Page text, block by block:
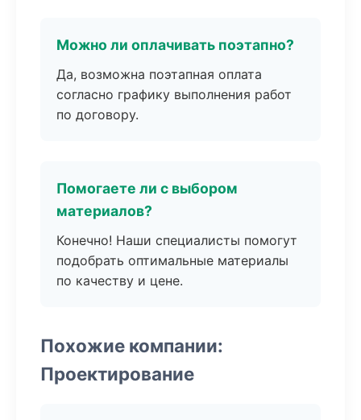
Можно ли оплачивать поэтапно?
Да, возможна поэтапная оплата
согласно графику выполнения работ
по договору.
Помогаете ли с выбором
материалов?
Конечно! Наши специалисты помогут
подобрать оптимальные материалы
по качеству и цене.
Похожие компании:
Проектирование